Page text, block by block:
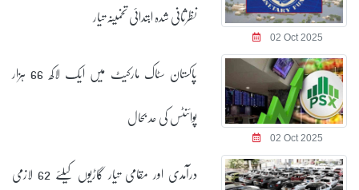
02 Oct 2025
نظرثانی شدہ ابتدائی تخمینہ تیار
02 Oct 2025
پاکستان سٹاک مارکیٹ میں ایک لاکھ 66 ہزار
پوائنٹس کی حد بحال
درآمدی اور مقامی تیار گاڑیوں کیلئے 62 لازمی